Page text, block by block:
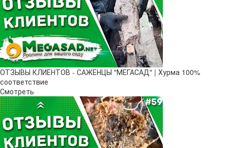
ОТЗЫВЫ КЛИЕНТОВ - САЖЕНЦЫ "МЕГАСАД" | Хурма 100%
соответствие
Смотреть